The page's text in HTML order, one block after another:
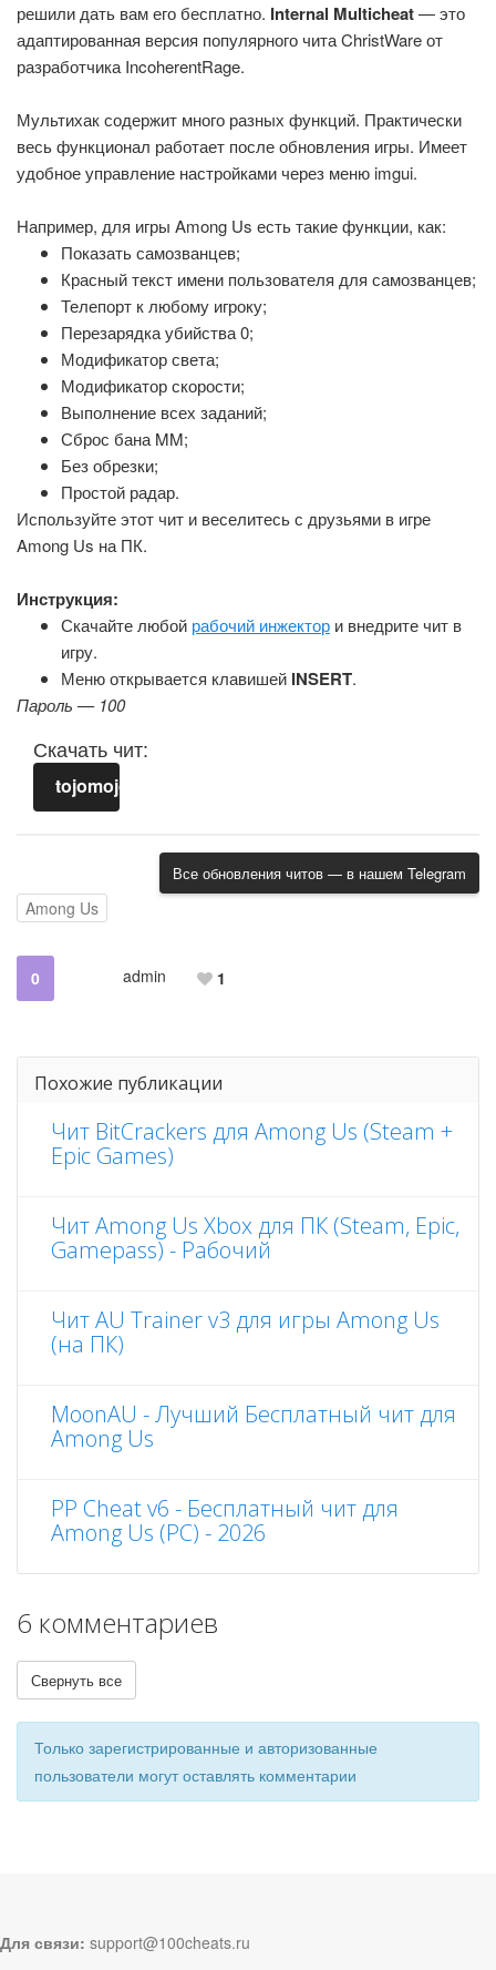
решили дать вам его бесплатно. Internal Multicheat— это
адаптированная версия популярного чита ChristWare от
разработчика IncoherentRage.
Мультихак содержит много разных функций. Практически
весь функционал работает после обновления игры. Имеет
удобное управление настройками через меню imgui.
Например, для игры Among Us есть такие функции, как:
Показать самозванцев;
Красный текст имени пользователя для самозванцев;
Телепорт к любому игроку;
Перезарядка убийства 0;
Модификатор света;
Модификатор скорости;
Выполнение всех заданий;
Сброс бана MM;
Без обрезки;
Простой радар.
Используйте этот чит и веселитесь с друзьями в игре
Among Us на ПК.
Инструкция:
Скачайте любой рабочий инжектор и внедрите чит в
игру.
Меню открывается клавишей INSERT.
Пароль — 100
Скачать чит:
tojomojoAU.zip
Все обновления читов — в нашем Telegram
Among Us
0 admin 1
Похожие публикации
Чит BitCrackers для Among Us (Steam +
Epic Games)
Чит Among Us Xbox для ПК (Steam, Epic,
Gamepass) - Рабочий
Чит AU Trainer v3 для игры Among Us
(на ПК)
MoonAU - Лучший Бесплатный чит для
Among Us
PP Cheat v6 - Бесплатный чит для
Among Us (PC) - 2026
6 комментариев
Свернуть все
Только зарегистрированные и авторизованные
пользователи могут оставлять комментарии
Для связи: support@100cheats.ru